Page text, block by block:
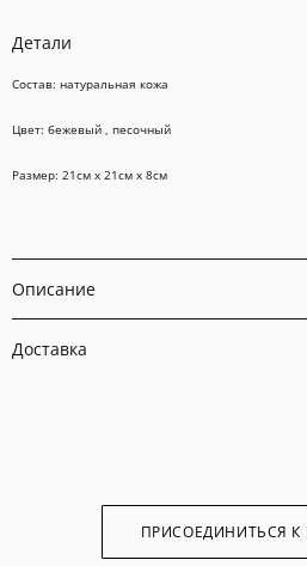
Детали
Состав: натуральная кожа
Цвет: бежевый , песочный
Размер: 21см х 21см х 8см
Описание
Доставка
ПРИСОЕДИНИТЬСЯ К